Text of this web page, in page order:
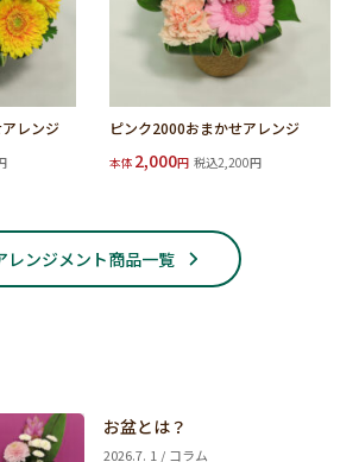
レンジ ピンク2000おまかせアレンジ
本体 2,000円 税込2,200円
レンジメント商品一覧
お盆とは？
2026.7. 1 / コラム